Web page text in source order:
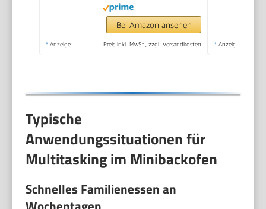
Oven | Camping Ofen
| Kleiner Backofen |
Energiesparend
Bei Amazon ansehen
* Anzeige Preis inkl. MwSt., zzgl. Versandkosten * Anzeige
Typische
Anwendungssituationen für
Multitasking im Minibackofen
Schnelles Familienessen an